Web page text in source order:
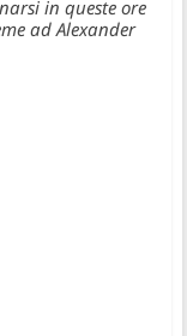
in queste ore
ad Alexander